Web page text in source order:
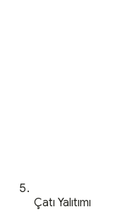
Çatı Yalıtımı